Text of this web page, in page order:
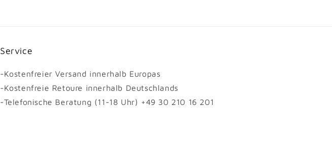
Service
-Kostenfreier Versand innerhalb Europas
-Kostenfreie Retoure innerhalb Deutschlands
-Telefonische Beratung (11-18 Uhr) +49 30 210 16 201